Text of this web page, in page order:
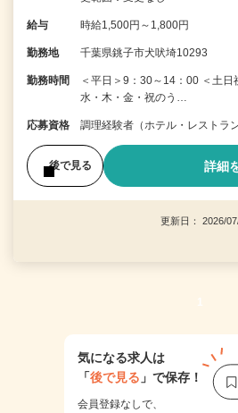
給与 時給1,500円～1,800円
勤務地 千葉県銚子市犬吠埼10293
勤務時間
＜平日＞9：30～14：00 ＜土
水・木・金・祝のう…
応募資格 調理経験者（ホテル・レストラ
後で見る 詳細
更新日： 2026/
1
気になる求人は
「後で見る 」で保存！
会員登録なしで、